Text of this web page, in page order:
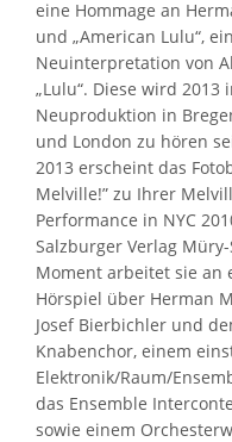
eine Hommage an
und „American Lulu“,
Neuinterpretation von
„Lulu“. Diese wird 2013
Neuproduktion in
und London zu hören
2013 erscheint das
Melville!” zu Ihrer
Performance in NYC
Salzburger Verlag
Moment arbeitet sie an
Hörspiel über Herman
Josef Bierbichler und
Knabenchor, einem
Elektronik/Raum/
das Ensemble
sowie einem